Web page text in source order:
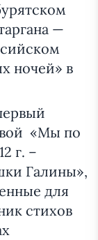
—
ночей» в
«Мы по
г. –
Галины»,
для
стихов